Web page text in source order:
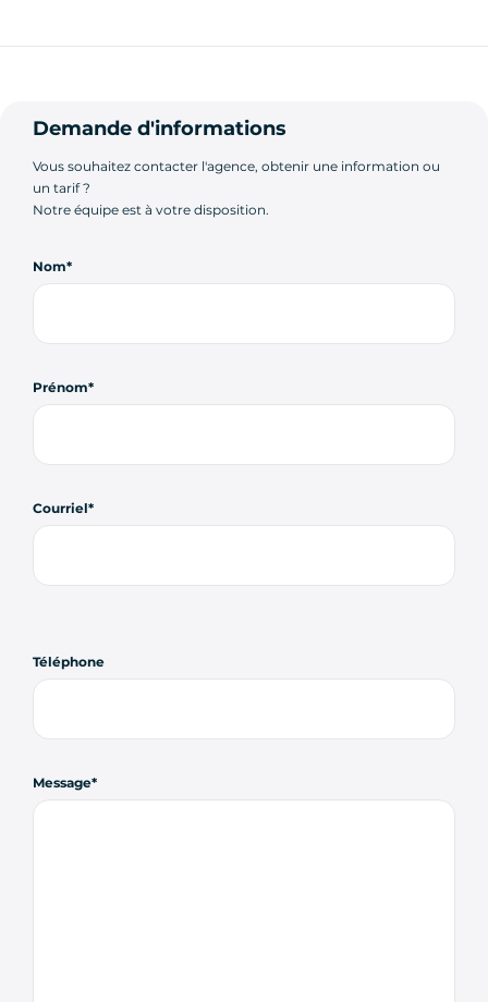
Demande d'informations
Vous souhaitez contacter l'agence, obtenir une information ou
un tarif ?
Notre équipe est à votre disposition.
Nom
Prénom
Courriel
Téléphone
Message